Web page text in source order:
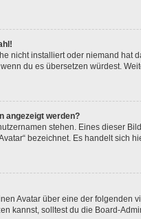
nicht installiert oder niemand
du es übersetzen würdest.
angezeigt werden?
stehen. Eines dieser
bezeichnet. Es handelt
Avatar über eine der
kannst, solltest du die Board-